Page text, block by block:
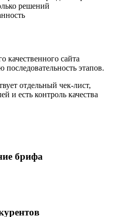
решений
качественного сайта
этапов.
отдельный чек-лист,
и есть контроль качества
брифа